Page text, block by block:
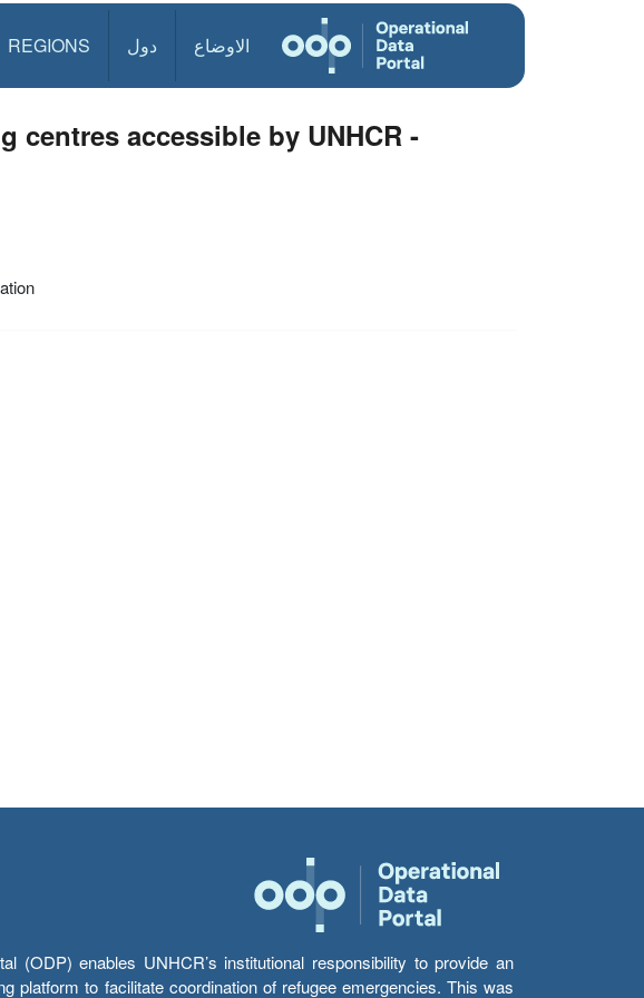
الاوضاع دول REGIONS
centres accessible by UNHCR -
(ODP) enables UNHCR’s institutional responsibility to provide an
platform to facilitate coordination of refugee emergencies. This was